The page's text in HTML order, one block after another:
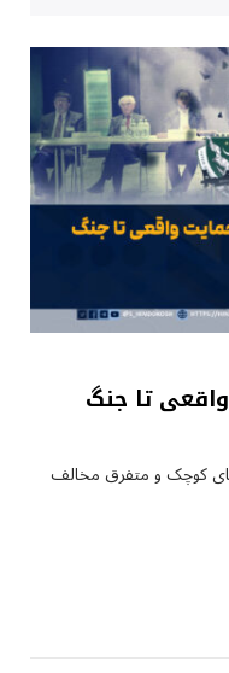
تا جنگ
کوچک و متفرق مخالف